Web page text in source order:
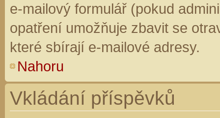
e-mailový formulář (pokud
opatření umožňuje zbavit se
které sbírají e-mailové adresy.
Nahoru
Vkládání příspěvků